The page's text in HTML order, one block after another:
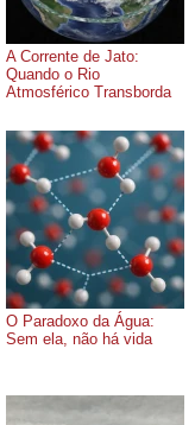
A Corrente de Jato:
Quando o Rio
Atmosférico Transborda
O Paradoxo da Água:
Sem ela, não há vida